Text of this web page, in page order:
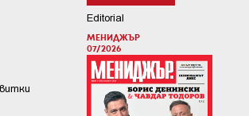
Editorial
МЕНИДЖЪР
07/2026